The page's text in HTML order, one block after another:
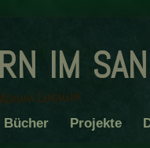
im
Landmann
Bücher Projekte